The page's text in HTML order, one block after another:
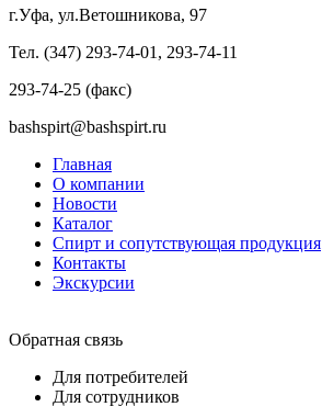
г.Уфа, ул.Ветошникова, 97
Тел. (347) 293-74-01, 293-74-11
293-74-25 (факс)
bashspirt@bashspirt.ru
Главная
О компании
Новости
Каталог
Спирт и сопутствующая продукция
Контакты
Экскурсии
Обратная связь
Для потребителей
Для сотрудников